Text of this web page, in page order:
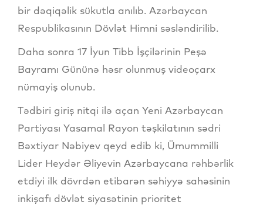
bir dəqiqəlik sükutla anılıb. Azərbaycan
Respublikasının Dövlət Himni səsləndirilib.
Daha sonra 17 İyun Tibb İşçilərinin Peşə
Bayramı Gününə həsr olunmuş videoçarx
nümayiş olunub.
Tədbiri giriş nitqi ilə açan Yeni Azərbaycan
Partiyası Yasamal Rayon təşkilatının sədri
Bəxtiyar Nəbiyev qeyd edib ki, Ümummilli
Lider Heydər Əliyevin Azərbaycana rəhbərlik
etdiyi ilk dövrdən etibarən səhiyyə sahəsinin
inkişafı dövlət siyasətinin prioritet